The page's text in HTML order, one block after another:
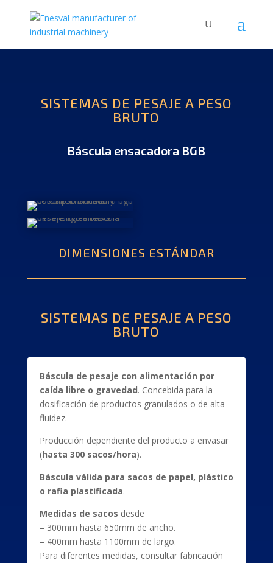
SISTEMAS DE PESAJE A PESO
BRUTO
Báscula ensacadora BGB
DIMENSIONES ESTÁNDAR
SISTEMAS DE PESAJE A PESO
BRUTO
Báscula de pesaje con alimentación por
caída libre o gravedad. Concebida para la
dosificación de productos granulados o de alta
fluidez.
Producción dependiente del producto a envasar
(hasta 300 sacos/hora).
Báscula válida para sacos de papel, plástico
o rafia plastificada.
Medidas de sacos desde
– 300mm hasta 650mm de ancho.
– 400mm hasta 1100mm de largo.
Para diferentes medidas, consultar fabricación